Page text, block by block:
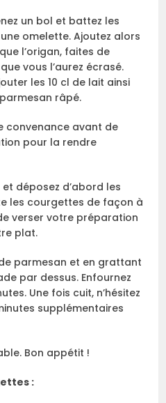
un bol et battez les
omelette. Ajoutez alors
l’origan, faites de
vous l’aurez écrasé.
les 10 cl de lait ainsi
râpé.
convenance avant de
pour la rendre
déposez d’abord les
les courgettes de façon à
verser votre préparation
plat.
parmesan et en grattant
par dessus. Enfournez
Une fois cuit, n’hésitez
supplémentaires
Bon appétit !
: